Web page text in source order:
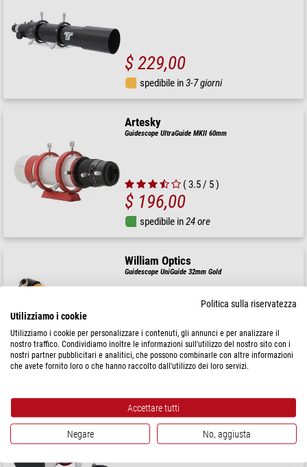
$ 229,00
spedibile in3-7 giorni
Artesky
Guidescope UltraGuide MKII 60mm
( 3.5 / 5 )
$ 196,00
spedibile in24 ore
William Optics
Guidescope UniGuide 32mm Gold
$ 207,00
spedibile in3-5 settimane
PrimaLuceLab
Compact Guidescope 60mm
Politica sulla riservatezza
Utilizziamo i cookie
Utilizziamo i cookie per personalizzare i contenuti, gli annunci e per analizzare il
nostro traffico. Condividiamo inoltre le informazioni sull'utilizzo del nostro sito con i
nostri partner pubblicitari e analitici, che possono combinarle con altre informazioni
che avete fornito loro o che hanno raccolto dall'utilizzo dei loro servizi.
Accettare tutti
Negare No, aggiusta